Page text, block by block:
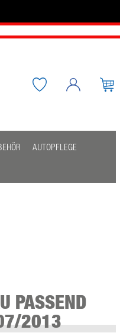
AUTOPFLEGE
PASSEND
2013